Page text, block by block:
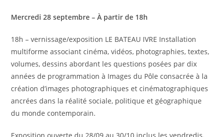
Mercredi 28 septembre – À partir de 18h
18h – vernissage/exposition LE BATEAU IVRE Installation
multiforme associant cinéma, vidéos, photographies, textes,
volumes, dessins abordant les questions posées par dix
années de programmation à Images du Pôle consacrée à la
création d’images photographiques et cinématographiques
ancrées dans la réalité sociale, politique et géographique
du monde contemporain.